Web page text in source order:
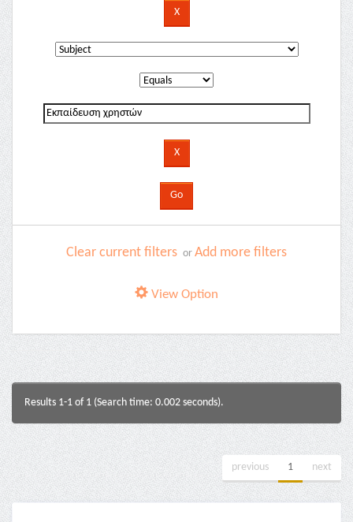
Clear current filters or Add more filters
View Option
Results 1-1 of 1 (Search time: 0.002 seconds).
previous 1 next